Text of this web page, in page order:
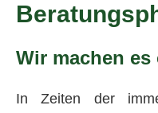
Wir machen es
In Zeiten der